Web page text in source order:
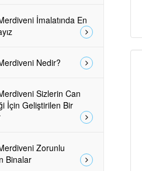
İmalatında En
Nedir?
Sizlerin Can
İçin Geliştirilen Bir
Zorunlu
Binalar